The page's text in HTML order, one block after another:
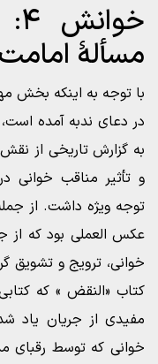
مسألۀ امامت
با توجه به اینکه بخش
در دعای ندبه آمده
به گزارش تاریخی از
و تأثیر مناقب خوانی
توجه ویژه داشت. از
عکس العملی بود که از
کتاب «النقض » که
مفیدی از جریان یاد
خوانی که توسط رقبای